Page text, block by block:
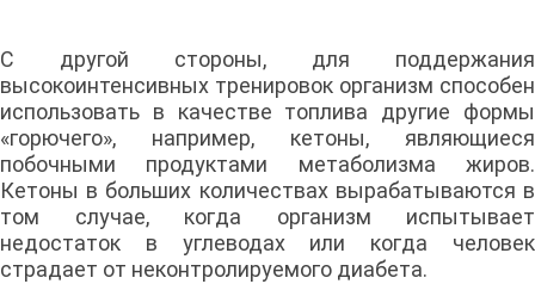
С другой стороны, для поддержания
высокоинтенсивных тренировок организм способен
использовать в качестве топлива другие формы
«горючего», например, кетоны, являющиеся
побочными продуктами метаболизма жиров.
Кетоны в больших количествах вырабатываются в
том случае, когда организм испытывает
недостаток в углеводах или когда человек
страдает от неконтролируемого диабета.